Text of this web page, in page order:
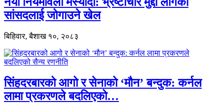
सांसदलाई जोगाउने खेल
बिहिवार, बैशाख १०, २०८३
सिंहदरबारको आगो र सेनाको ‘मौन’ बन्दुक: कर्नल
लामा प्रकरणले बदलिएको…